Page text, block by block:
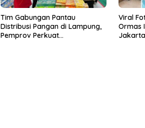
Tim Gabungan Pantau
Distribusi Pangan di Lampung,
Pemprov Perkuat
Viral
Ormas